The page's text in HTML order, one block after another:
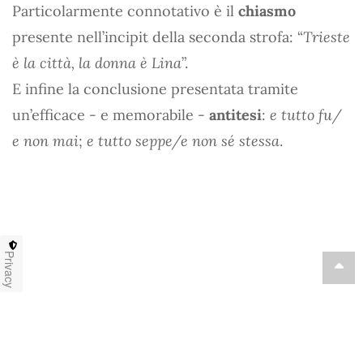
Particolarmente connotativo è il chiasmo
presente nell’incipit della seconda strofa: “Trieste
è la città, la donna è Lina”.
E infine la conclusione presentata tramite
un’efficace - e memorabile - antitesi: e tutto fu/
e non mai; e tutto seppe/e non sé stessa.
Privacy